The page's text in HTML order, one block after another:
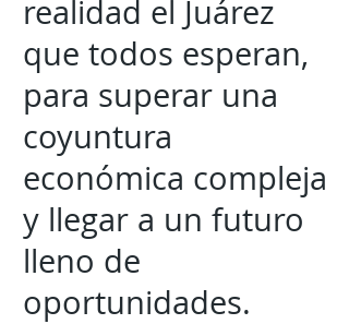
realidad el Juárez
que todos esperan,
para superar una
coyuntura
económica compleja
y llegar a un futuro
lleno de
oportunidades.